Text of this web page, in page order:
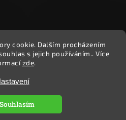
cookie. Dalším procházením
s jejich používáním.. Více
zde.
Souhlasím
. Všechna práva vyhrazena.
cookies
| DesignShoptak.cz.